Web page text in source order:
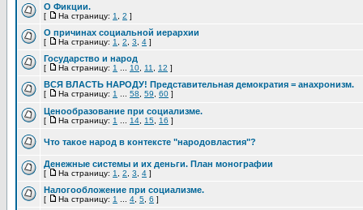
О Фикции.
[ На страницу: 1 2 ]
О причинах социальной иерархии
[ На страницу: 1 2 3 4 ]
Государство и народ
[ На страницу: 1 10 11 12 ]
ВСЯ ВЛАСТЬ НАРОДУ! Представительная демократия = анахронизм.
[ На страницу: 1 58 59 60 ]
Ценообразование при социализме.
[ На страницу: 1 14 15 16 ]
Что такое народ в контексте "народовластия"?
Денежные системы и их деньги. План монографии
[ На страницу: 1 2 3 4 ]
Налогообложение при социализме.
[ На страницу: 1 4 5 6 ]